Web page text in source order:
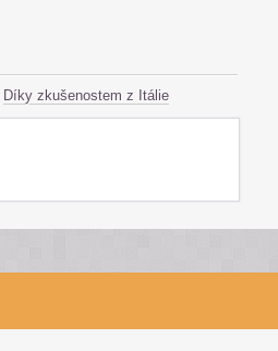
Díky zkušenostem z Itálie